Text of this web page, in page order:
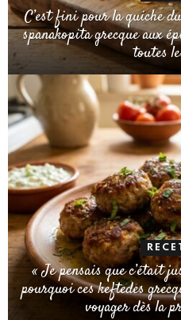
C’est fini pour la quiche
spanakopita grecque aux
toutes
« Je pensais que c’était
pourquoi ces keftedes
voyager dès la